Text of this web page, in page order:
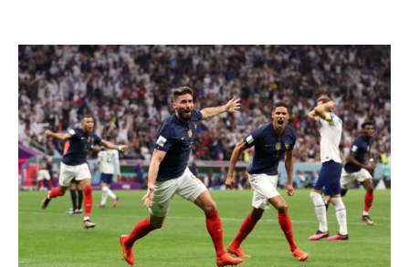
entrada
2-
1
a
y
se
a
en
las